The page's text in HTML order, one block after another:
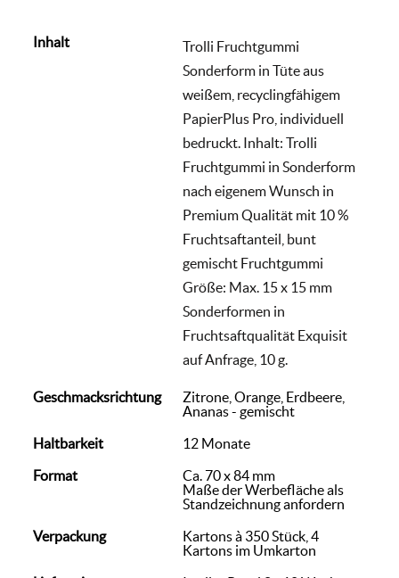
Inhalt
Trolli Fruchtgummi
Sonderform in Tüte aus
weißem, recyclingfähigem
PapierPlus Pro, individuell
bedruckt. Inhalt: Trolli
Fruchtgummi in Sonderform
nach eigenem Wunsch in
Premium Qualität mit 10 %
Fruchtsaftanteil, bunt
gemischt Fruchtgummi
Größe: Max. 15 x 15 mm
Sonderformen in
Fruchtsaftqualität Exquisit
auf Anfrage, 10 g.
Geschmacksrichtung
Zitrone, Orange, Erdbeere,
Ananas - gemischt
Haltbarkeit
12 Monate
Format
Ca. 70 x 84 mm
Maße der Werbefläche als
Standzeichnung anfordern
Verpackung
Kartons à 350 Stück, 4
Kartons im Umkarton